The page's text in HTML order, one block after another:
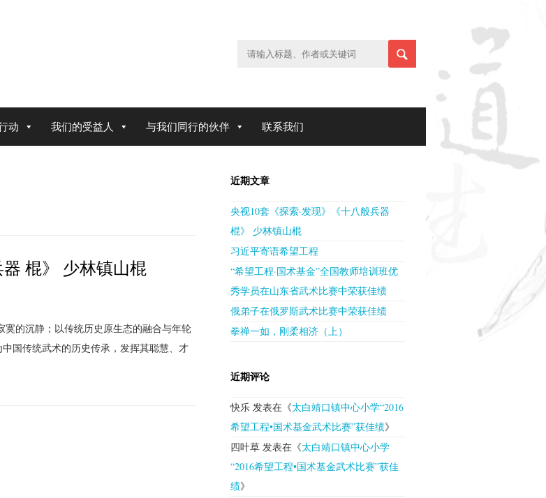
动 我们的受益人 与我们同行的伙伴 联系我们
棍》 少林镇山棍
的沉静；以传统历史原生态的融合与年轮
国传统武术的历史传承，发挥其聪慧、才
近期文章
央视10套《探索·发现》《十八般兵器
棍》 少林镇山棍
习近平寄语希望工程
“希望工程·国术基金”全国教师培训班优
秀学员在山东省武术比赛中荣获佳绩
俄弟子在俄罗斯武术比赛中荣获佳绩
拳禅一如，刚柔相济（上）
近期评论
快乐 发表在《太白靖口镇中心小学“2016
希望工程•国术基金武术比赛”获佳绩》
四叶草 发表在《太白靖口镇中心小学
“2016希望工程•国术基金武术比赛”获佳
绩》